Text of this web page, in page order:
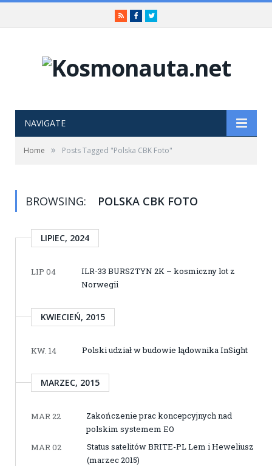
RSSFacebookTwitter
NAVIGATE
Home » Posts Tagged "Polska CBK Foto"
BROWSING: POLSKA CBK FOTO
LIPIEC, 2024
LIP 04
ILR-33 BURSZTYN 2K – kosmiczny lot z
Norwegii
KWIECIEŃ, 2015
KW. 14 Polski udział w budowie lądownika InSight
MARZEC, 2015
MAR 22
Zakończenie prac koncepcyjnych nad
polskim systemem EO
MAR 02
Status satelitów BRITE-PL Lem i Heweliusz
(marzec 2015)